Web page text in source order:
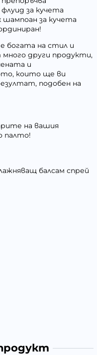
за кучета
шампоан за кучета
богата на стил и
други продукти,
и
които ще ви
подобен на
на вашия
палто!
балсам спрей